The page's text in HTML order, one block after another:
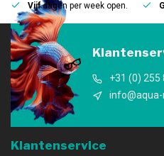
Vijfdagen per week open.
+31 (0) 255
info@aqua-
Klantenservice